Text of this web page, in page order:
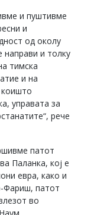
и пуштивме
и
од околу
направи и толку
тимска
и на
коишто
управата за
рече
патот
Паланка, кој е
евра, како и
Фариш, патот
во